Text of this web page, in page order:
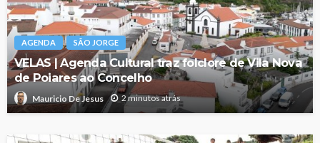
AGENDA SÃO JORGE
VELAS | Agenda Cultural traz folclore de Vila Nova
de Poiares ao Concelho
Mauricio De Jesus 2 minutos atrás